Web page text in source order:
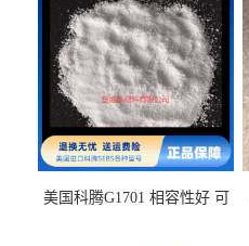
美国科腾G1701 相容性好 可